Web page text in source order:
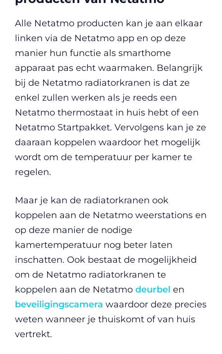
Alle Netatmo producten kan je aan elkaar
linken via de Netatmo app en op deze
manier hun functie als smarthome
apparaat pas echt waarmaken. Belangrijk
bij de Netatmo radiatorkranen is dat ze
enkel zullen werken als je reeds een
Netatmo thermostaat in huis hebt of een
Netatmo Startpakket. Vervolgens kan je ze
daaraan koppelen waardoor het mogelijk
wordt om de temperatuur per kamer te
regelen.
Maar je kan de radiatorkranen ook
koppelen aan de Netatmo weerstations en
op deze manier de nodige
kamertemperatuur nog beter laten
inschatten. Ook bestaat de mogelijkheid
om de Netatmo radiatorkranen te
koppelen aan de Netatmo deurbel en
beveiligingscamera waardoor deze precies
weten wanneer je thuiskomt of van huis
vertrekt.